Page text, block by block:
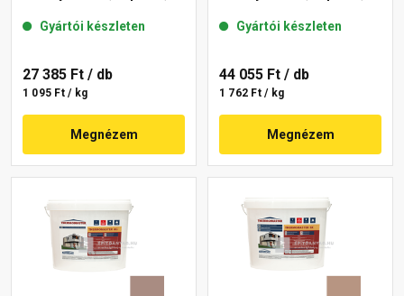
Gyártói készleten
27 385 Ft / db
1 095 Ft / kg
Megnézem
Gyártói készleten
44 055 Ft / db
1 762 Ft / kg
Megnézem